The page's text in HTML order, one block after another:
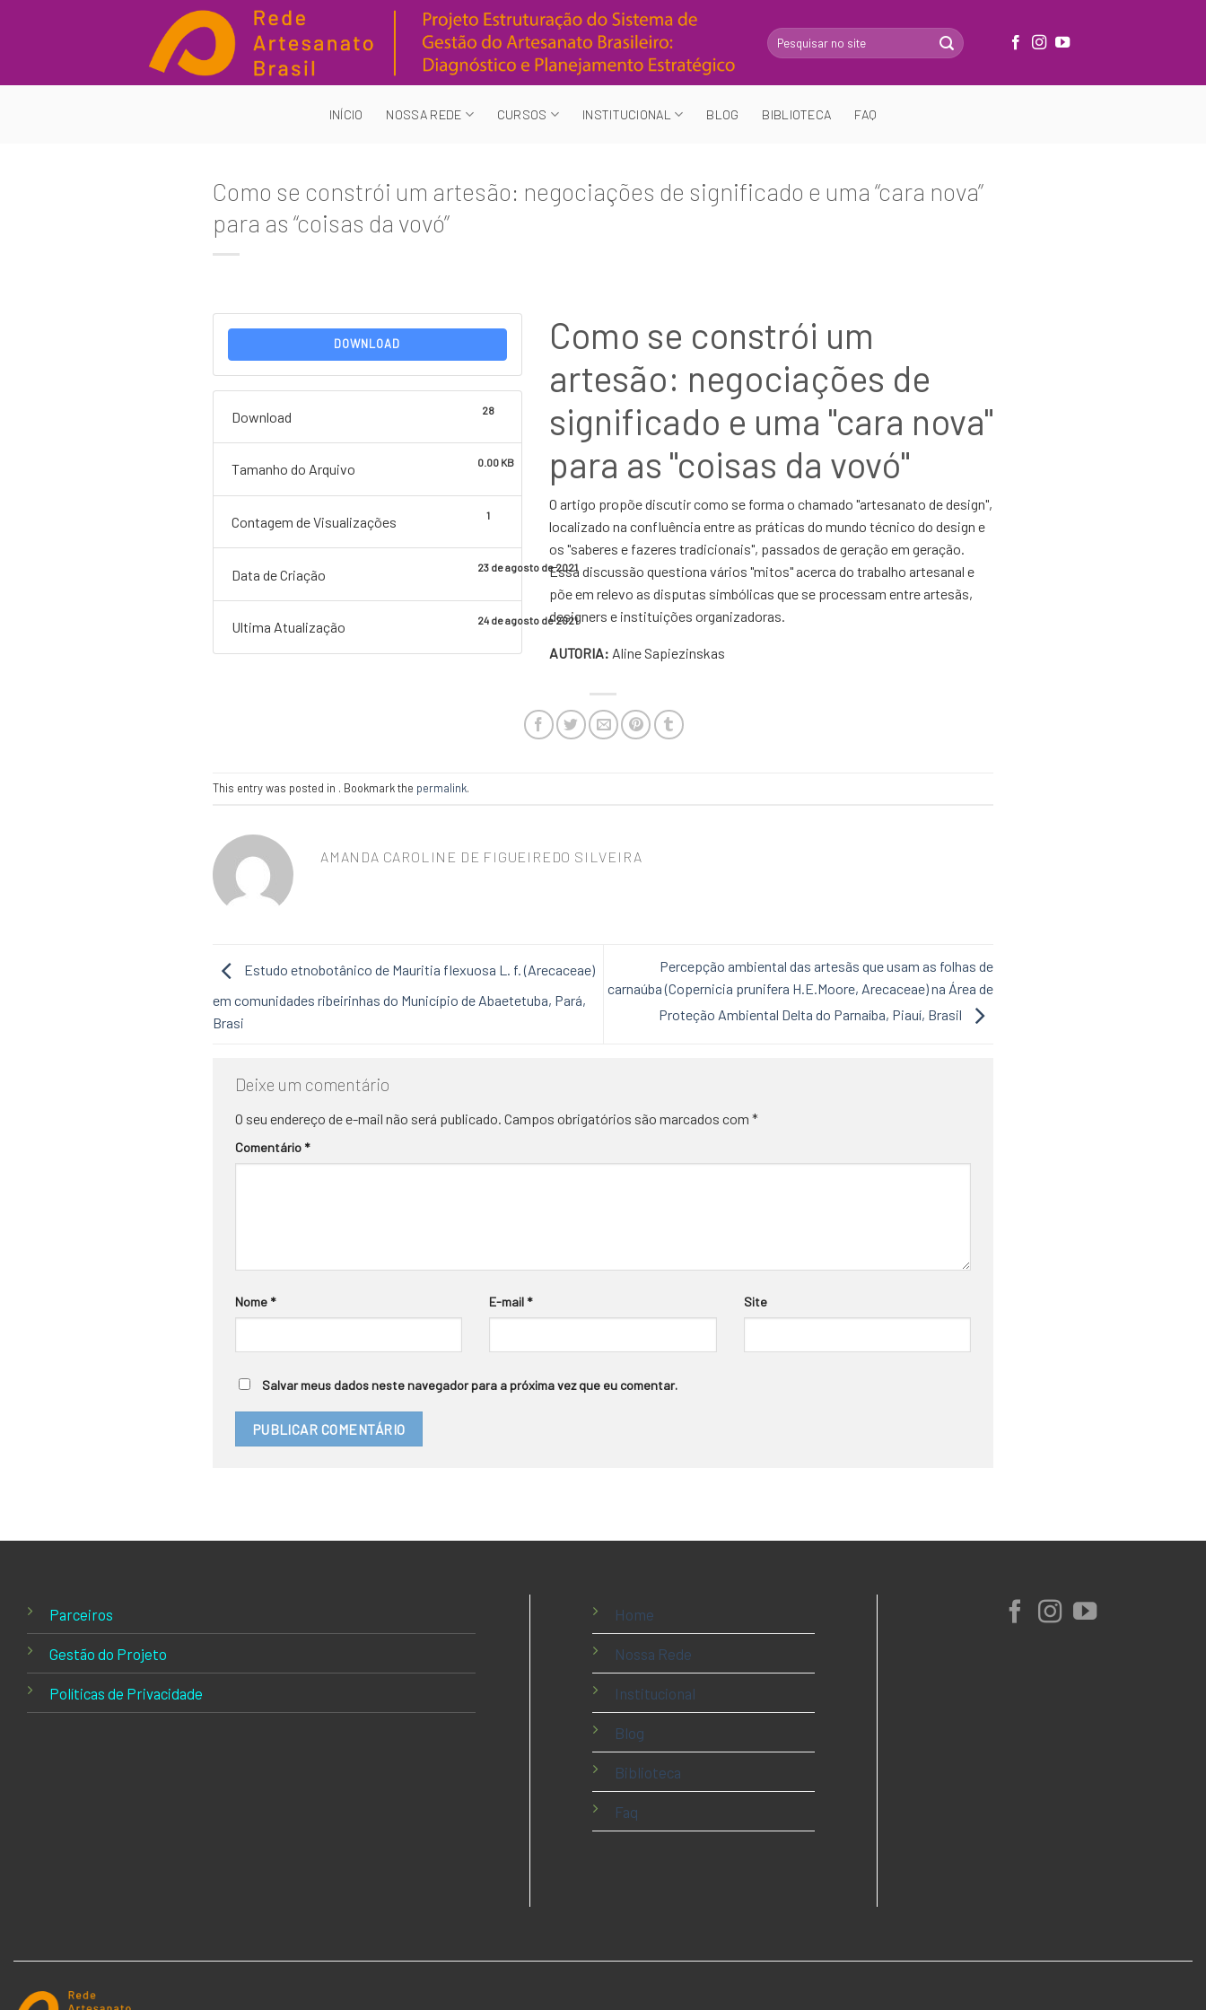
Search
for:
INÍCIO NOSSA REDE CURSOS INSTITUCIONAL BLOG BIBLIOTECA FAQ
Como se constrói um artesão: negociações de significado e uma “cara nova”
para as “coisas da vovó”
DOWNLOAD
Download 28
Tamanho do Arquivo 0.00 KB
Contagem de Visualizações 1
Data de Criação 23 de agosto de 2021
Ultima Atualização 24 de agosto de 2021
Como se constrói um
artesão: negociações de
significado e uma "cara nova"
para as "coisas da vovó"
O artigo propõe discutir como se forma o chamado "artesanato de design",
localizado na confluência entre as práticas do mundo técnico do design e
os "saberes e fazeres tradicionais", passados de geração em geração.
Essa discussão questiona vários "mitos" acerca do trabalho artesanal e
põe em relevo as disputas simbólicas que se processam entre artesãs,
designers e instituições organizadoras.
AUTORIA: Aline Sapiezinskas
This entry was posted in . Bookmark the permalink.
AMANDA CAROLINE DE FIGUEIREDO SILVEIRA
Estudo etnobotânico de Mauritia flexuosa L. f. (Arecaceae)
em comunidades ribeirinhas do Município de Abaetetuba, Pará,
Brasi
Percepção ambiental das artesãs que usam as folhas de
carnaúba (Copernicia prunifera H.E.Moore, Arecaceae) na Área de
Proteção Ambiental Delta do Parnaíba, Piauí, Brasil
Deixe um comentário
O seu endereço de e-mail não será publicado. Campos obrigatórios são marcados com *
Comentário *
Nome * E-mail * Site
Salvar meus dados neste navegador para a próxima vez que eu comentar.
Parceiros
Gestão do Projeto
Políticas de Privacidade
Home
Nossa Rede
Institucional
Blog
Biblioteca
Faq